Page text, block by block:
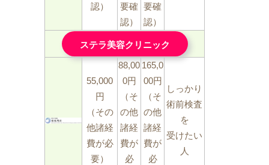
認）
要確
認）
要確
認）
ステラ美容クリニック
55,000
円
（その
他諸経
費が必
要）
88,00
0円
（そ
の他
諸経
費が
必
165,0
00円
（そ
の他
諸経
費が
必
しっかり
術前検査
を
受けたい
人